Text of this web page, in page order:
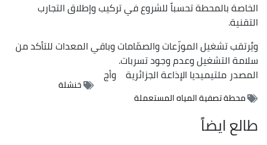
الخاصة بالمحطة تحسباً للشروع في تركيب وإطلاق التجارب
التقنية.
ويُرتقب تشغيل الموزّعات والصمّامات وباقي المعدات للتأكد من
سلامة التشغيل وعدم وجود تسربات.
المصدرملتيميديا الإذاعة الجزائرية وأج
خنشلة
محطة تصفية المياه المستعملة
طالع ايضاً